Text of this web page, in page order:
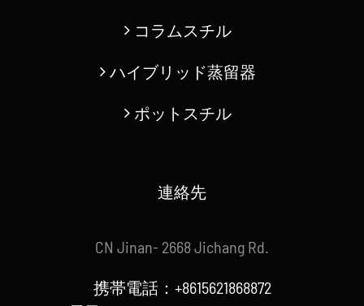
コラムスチル
ハイブリッド蒸留器
ポットスチル
連絡先
CN Jinan- 2668 Jichang Rd.
携帯電話：+8615621868872